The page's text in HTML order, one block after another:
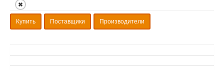
Купить Поставщики Производители